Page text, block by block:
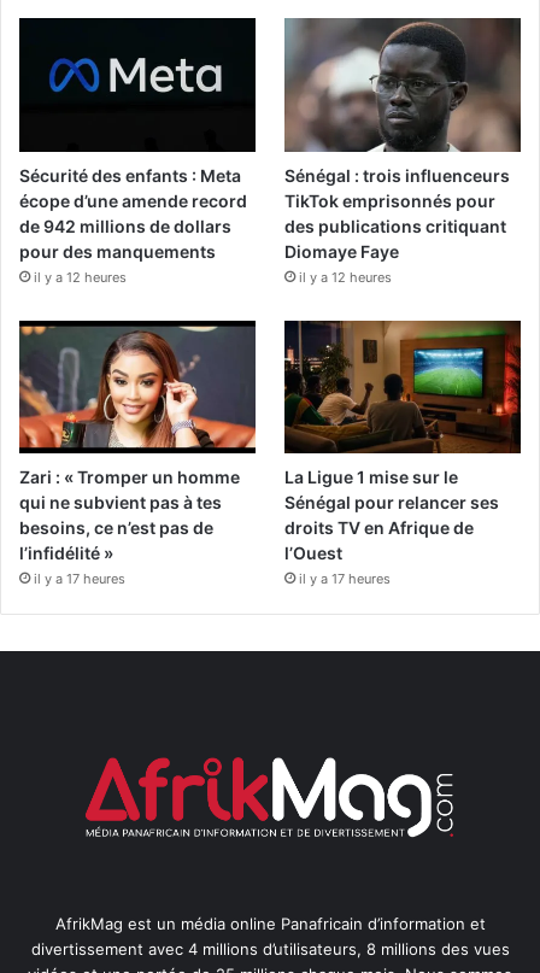
Sécurité des enfants : Meta
écope d’une amende record
de 942 millions de dollars
pour des manquements
il y a 12 heures
Sénégal : trois influenceurs
TikTok emprisonnés pour
des publications critiquant
Diomaye Faye
il y a 12 heures
Zari : « Tromper un homme
qui ne subvient pas à tes
besoins, ce n’est pas de
l’infidélité »
il y a 17 heures
La Ligue 1 mise sur le
Sénégal pour relancer ses
droits TV en Afrique de
l’Ouest
il y a 17 heures
AfrikMag est un média online Panafricain d’information et
divertissement avec 4 millions d’utilisateurs, 8 millions des vues